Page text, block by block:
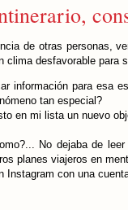
de otras personas,
clima desfavorable para
información para esa
tan especial?
en mi lista un nuevo
No dejaba de
planes viajeros en
Instagram con una